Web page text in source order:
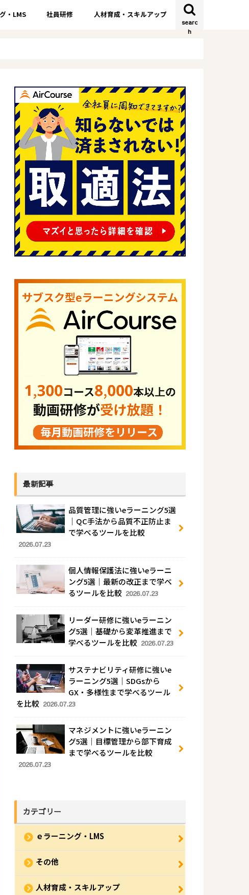
searc
h
・LMS 社員研修 人材育成・スキルアップ
最新記事
品質管理に強いeラーニング5選
｜QC手法から品質不正防止ま
で学べるツールを比較
2026.07.23
個人情報保護法に強いeラーニ
ング5選｜最新の改正まで学べ
るツールを比較 2026.07.23
リーダー研修に強いeラーニン
グ5選｜基礎から変革推進まで
学べるツールを比較 2026.07.23
サステナビリティ研修に強いe
ラーニング5選｜SDGsから
GX・多様性まで学べるツール
を比較 2026.07.23
マネジメントに強いeラーニン
グ5選｜目標管理から部下育成
まで学べるツールを比較
2026.07.23
カテゴリー
ｅラーニング・LMS
その他
人材育成・スキルアップ